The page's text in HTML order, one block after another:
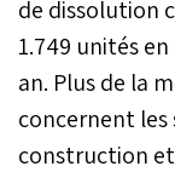
de dissolution
1.749 unités
an. Plus de la
concernent les
construction